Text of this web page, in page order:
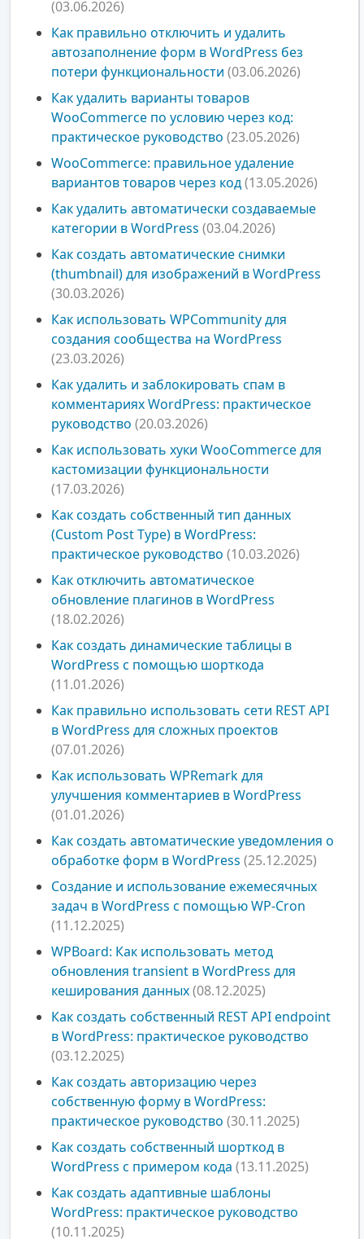
(03.06.2026)
Как правильно отключить и удалить
автозаполнение форм в WordPress без
потери функциональности (03.06.2026)
Как удалить варианты товаров
WooCommerce по условию через код:
практическое руководство (23.05.2026)
WooCommerce: правильное удаление
вариантов товаров через код(13.05.2026)
Как удалить автоматически создаваемые
категории в WordPress (03.04.2026)
Как создать автоматические снимки
(thumbnail) для изображений в WordPress
(30.03.2026)
Как использовать WPCommunity для
создания сообщества на WordPress
(23.03.2026)
Как удалить и заблокировать спам в
комментариях WordPress: практическое
руководство (20.03.2026)
Как использовать хуки WooCommerce для
кастомизации функциональности
(17.03.2026)
Как создать собственный тип данных
(Custom Post Type) в WordPress:
практическое руководство (10.03.2026)
Как отключить автоматическое
обновление плагинов в WordPress
(18.02.2026)
Как создать динамические таблицы в
WordPress с помощью шорткода
(11.01.2026)
Как правильно использовать сети REST API
в WordPress для сложных проектов
(07.01.2026)
Как использовать WPRemark для
улучшения комментариев в WordPress
(01.01.2026)
Как создать автоматические уведомления о
обработке форм в WordPress (25.12.2025)
Создание и использование ежемесячных
задач в WordPress с помощью WP-Cron
(11.12.2025)
WPBoard: Как использовать метод
обновления transient в WordPress для
кеширования данных(08.12.2025)
Как создать собственный REST API endpoint
в WordPress: практическое руководство
(03.12.2025)
Как создать авторизацию через
собственную форму в WordPress:
практическое руководство (30.11.2025)
Как создать собственный шорткод в
WordPress с примером кода (13.11.2025)
Как создать адаптивные шаблоны
WordPress: практическое руководство
(10.11.2025)